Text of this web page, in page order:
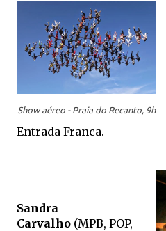
Show aéreo - Praia do Recanto, 9h
Entrada Franca.
Sandra
Carvalho (MPB, POP,